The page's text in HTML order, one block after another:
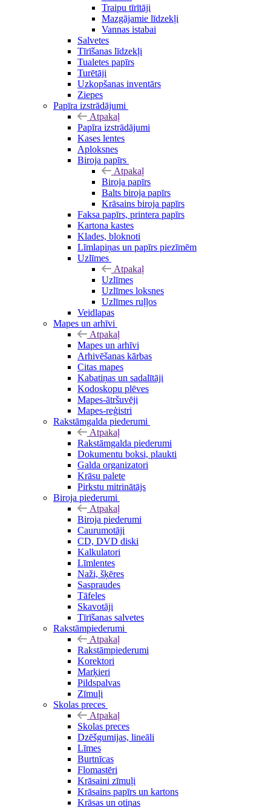
Traipu tīrītāji
Mazgājamie līdzekļi
Vannas istabai
Salvetes
Tīrīšanas līdzekļi
Tualetes papīrs
Turētāji
Uzkopšanas inventārs
Ziepes
Papīra izstrādājumi
Atpakaļ
Papīra izstrādājumi
Kases lentes
Aploksnes
Biroja papīrs
Atpakaļ
Biroja papīrs
Balts biroja papīrs
Krāsains biroja papīrs
Faksa papīrs, printera papīrs
Kartona kastes
Klades, bloknoti
Līmlapiņas un papīrs piezīmēm
Uzlīmes
Atpakaļ
Uzlīmes
Uzlīmes loksnes
Uzlīmes ruļļos
Veidlapas
Mapes un arhīvi
Atpakaļ
Mapes un arhīvi
Arhivēšanas kārbas
Citas mapes
Kabatiņas un sadalītāji
Kodoskopu plēves
Mapes-ātršuvēji
Mapes-reģistri
Rakstāmgalda piederumi
Atpakaļ
Rakstāmgalda piederumi
Dokumentu boksi, plaukti
Galda organizatori
Krāsu palete
Pirkstu mitrinātājs
Biroja piederumi
Atpakaļ
Biroja piederumi
Caurumotāji
CD, DVD diski
Kalkulatori
Līmlentes
Naži, šķēres
Saspraudes
Tāfeles
Skavotāji
Tīrīšanas salvetes
Rakstāmpiederumi
Atpakaļ
Rakstāmpiederumi
Korektori
Marķieri
Pildspalvas
Zīmuļi
Skolas preces
Atpakaļ
Skolas preces
Dzēšgumijas, lineāli
Līmes
Burtnīcas
Flomastēri
Krāsaini zīmuļi
Krāsains papīrs un kartons
Krāsas un otiņas